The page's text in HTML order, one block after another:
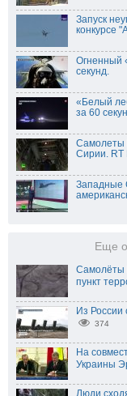
Запуск
конкурсе
Огненный
секунд.
«Белый
за 60
Самолеты
Сирии. RT
Западные
Еще
Самолёты
пункт
Из
374
На
Украины